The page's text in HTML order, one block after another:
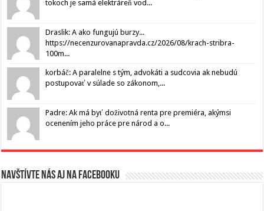
tokoch je samá elektráreň vod...
Draslik: A ako fungujú burzy...
https://necenzurovanapravda.cz/2026/08/krach-stribra-
100m...
korbáč: A paralelne s tým, advokáti a sudcovia ak nebudú
postupovať v súlade so zákonom,...
Padre: Ak má byť doživotná renta pre premiéra, akýmsi
ocenením jeho práce pre národ a o...
Navštívte nás aj na Facebooku